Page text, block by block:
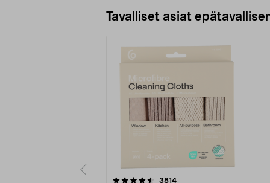
Tavalliset asiat
3814arvostelut
4.5viidestä